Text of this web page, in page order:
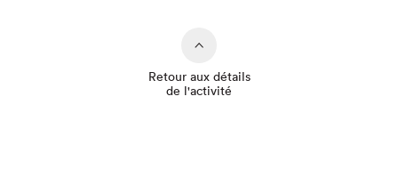
Retour aux détails
de l'activité